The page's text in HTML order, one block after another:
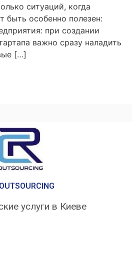
ситуаций, когда
быть особенно полезен:
при создании
важно сразу наладить
[…]
услуги в Киеве